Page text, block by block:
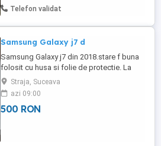
spate este varianta cu imitatie de piele si
Telefon validat
Samsung Galaxy j7 d
Samsung Galaxy j7 din 2018.stare f buna
folosit cu husa si folie de protectie. La
vinzare este ca am primit cadou unul nou.
Straja, Suceava
azi 09:00
500 RON